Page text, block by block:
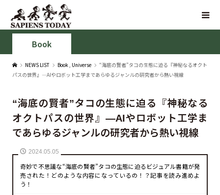
Book
NEWS LIST Book, Universe
“海底の賢者”タコの生態に迫る『神秘なるオクト
パスの世界』—AIやロボット工学まであらゆるジャンルの研究者から熱い視線
“海底の賢者”タコの生態に迫る『神秘なる
オクトパスの世界』—AIやロボット工学ま
であらゆるジャンルの研究者から熱い視線
2024.05.05
奇妙で不思議な“海底の賢者”タコの生態に迫るビジュアル書籍が発
売された！どのような内容になっているの！？記事を読み進めよ
う！